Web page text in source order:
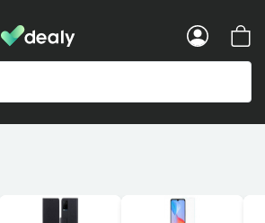
Dealy - Hüllen und Zubehör für